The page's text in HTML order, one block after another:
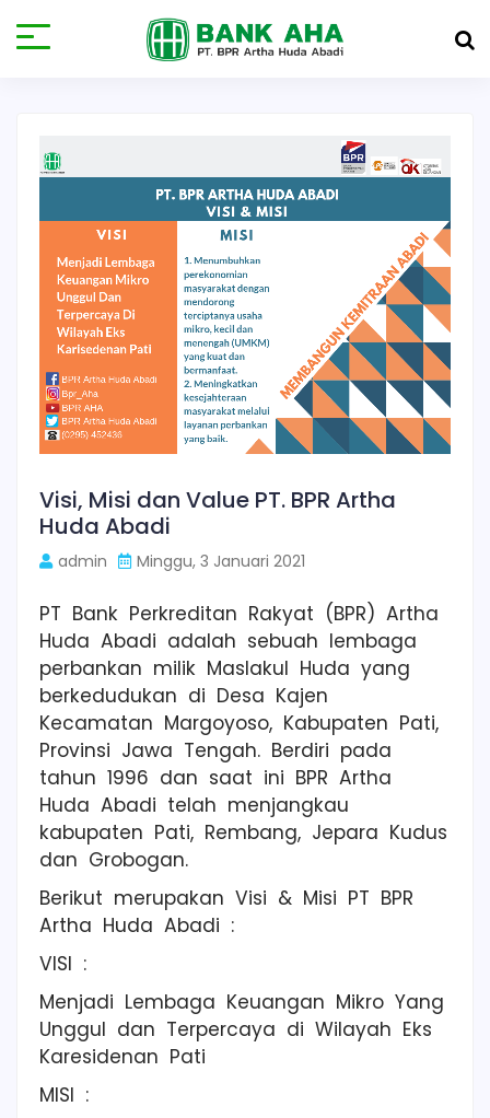
Visi, Misi dan Value PT. BPR Artha
Huda Abadi
admin Minggu, 3 Januari 2021
PT Bank Perkreditan Rakyat (BPR) Artha
Huda Abadi adalah sebuah lembaga
perbankan milik Maslakul Huda yang
berkedudukan di Desa Kajen
Kecamatan Margoyoso, Kabupaten Pati,
Provinsi Jawa Tengah. Berdiri pada
tahun 1996 dan saat ini BPR Artha
Huda Abadi telah menjangkau
kabupaten Pati, Rembang, Jepara Kudus
dan Grobogan.
Berikut merupakan Visi & Misi PT BPR
Artha Huda Abadi :
VISI :
Menjadi Lembaga Keuangan Mikro Yang
Unggul dan Terpercaya di Wilayah Eks
Karesidenan Pati
MISI :